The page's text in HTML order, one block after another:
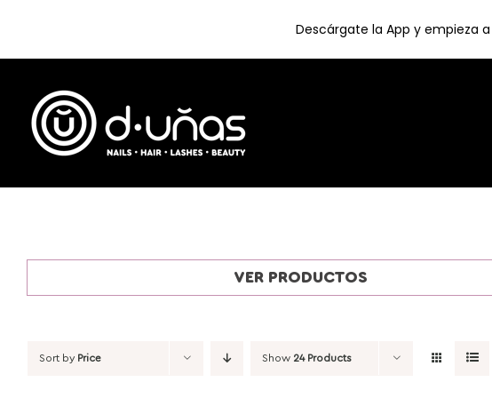
content
VER PRODUCTOS
Sort by Price Show 24 Products
Descárgate la App y empieza